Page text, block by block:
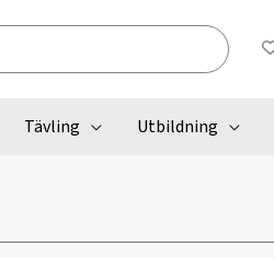
Tävling Utbildning